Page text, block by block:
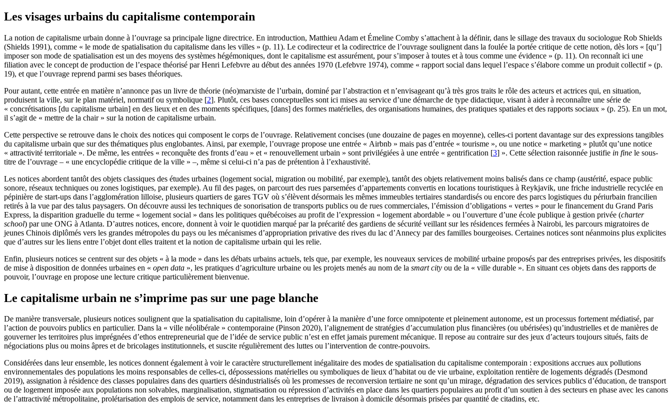
Les visages urbains du capitalisme contemporain
La notion de capitalisme urbain donne à l’ouvrage sa principale ligne directrice. En introduction, Matthieu Adam et Émeline Comby s’attachent à la définir, dans le sillage des travaux du sociologue Rob Shields
(Shields 1991), comme « le mode de spatialisation du capitalisme dans les villes » (p. 11). Le codirecteur et la codirectrice de l’ouvrage soulignent dans la foulée la portée critique de cette notion, dès lors « [qu’]
imposer son mode de spatialisation est un des moyens des systèmes hégémoniques, dont le capitalisme est assurément, pour s’imposer à toutes et à tous comme une évidence » (p. 11). On reconnaît ici une
filiation avec le concept de production de l’espace théorisé par Henri Lefebvre au début des années 1970 (Lefebvre 1974), comme « rapport social dans lequel l’espace s’élabore comme un produit collectif » (p.
19), et que l’ouvrage reprend parmi ses bases théoriques.
Pour autant, cette entrée en matière n’annonce pas un livre de théorie (néo)marxiste de l’urbain, dominé par l’abstraction et n’envisageant qu’à très gros traits le rôle des acteurs et actrices qui, en situation,
produisent la ville, sur le plan matériel, normatif ou symbolique [2]. Plutôt, ces bases conceptuelles sont ici mises au service d’une démarche de type didactique, visant à aider à reconnaître une série de
« concrétisations [du capitalisme urbain] en des lieux et en des moments spécifiques, [dans] des formes matérielles, des organisations humaines, des pratiques spatiales et des rapports sociaux » (p. 25). En un mot,
il s’agit de « mettre de la chair » sur la notion de capitalisme urbain.
Cette perspective se retrouve dans le choix des notices qui composent le corps de l’ouvrage. Relativement concises (une douzaine de pages en moyenne), celles-ci portent davantage sur des expressions tangibles
du capitalisme urbain que sur des thématiques plus englobantes. Ainsi, par exemple, l’ouvrage propose une entrée « Airbnb » mais pas d’entrée « tourisme », ou une notice « marketing » plutôt qu’une notice
« attractivité territoriale ». De même, les entrées « reconquête des fronts d’eau » et « renouvellement urbain » sont privilégiées à une entrée « gentrification [3] ». Cette sélection raisonnée justifie in fine le sous-
titre de l’ouvrage – « une encyclopédie critique de la ville » –, même si celui-ci n’a pas de prétention à l’exhaustivité.
Les notices abordent tantôt des objets classiques des études urbaines (logement social, migration ou mobilité, par exemple), tantôt des objets relativement moins balisés dans ce champ (austérité, espace public
sonore, réseaux techniques ou zones logistiques, par exemple). Au fil des pages, on parcourt des rues parsemées d’appartements convertis en locations touristiques à Reykjavik, une friche industrielle recyclée en
pépinière de start-ups dans l’agglomération lilloise, plusieurs quartiers de gares TGV où s’élèvent désormais les mêmes immeubles tertiaires standardisés ou encore des parcs logistiques du périurbain francilien
retirés à la vue par des talus paysagers. On découvre aussi les techniques de sonorisation de transports publics ou de rues commerciales, l’émission d’obligations « vertes » pour le financement du Grand Paris
Express, la disparition graduelle du terme « logement social » dans les politiques québécoises au profit de l’expression « logement abordable » ou l’ouverture d’une école publique à gestion privée (charter
school) par une ONG à Atlanta. D’autres notices, encore, donnent à voir le quotidien marqué par la précarité des gardiens de sécurité veillant sur les résidences fermées à Nairobi, les parcours migratoires de
jeunes Chinois diplômés vers les grandes métropoles du pays ou les mécanismes d’appropriation privative des rives du lac d’Annecy par des familles bourgeoises. Certaines notices sont néanmoins plus explicites
que d’autres sur les liens entre l’objet dont elles traitent et la notion de capitalisme urbain qui les relie.
Enfin, plusieurs notices se centrent sur des objets « à la mode » dans les débats urbains actuels, tels que, par exemple, les nouveaux services de mobilité urbaine proposés par des entreprises privées, les dispositifs
de mise à disposition de données urbaines en « open data », les pratiques d’agriculture urbaine ou les projets menés au nom de la smart city ou de la « ville durable ». En situant ces objets dans des rapports de
pouvoir, l’ouvrage en propose une lecture critique particulièrement bienvenue.
Le capitalisme urbain ne s’imprime pas sur une page blanche
De manière transversale, plusieurs notices soulignent que la spatialisation du capitalisme, loin d’opérer à la manière d’une force omnipotente et pleinement autonome, est un processus fortement médiatisé, par
l’action de pouvoirs publics en particulier. Dans la « ville néolibérale » contemporaine (Pinson 2020), l’alignement de stratégies d’accumulation plus financières (ou ubérisées) qu’industrielles et de manières de
gouverner les territoires plus imprégnées d’ethos entrepreneurial que de l’idée de service public n’est en effet jamais purement mécanique. Il repose au contraire sur des jeux d’acteurs toujours situés, faits de
négociations plus ou moins âpres et de bricolages institutionnels, et suscite régulièrement des luttes ou l’intervention de contre-pouvoirs.
Considérées dans leur ensemble, les notices donnent également à voir le caractère structurellement inégalitaire des modes de spatialisation du capitalisme contemporain : expositions accrues aux pollutions
environnementales des populations les moins responsables de celles-ci, dépossessions matérielles ou symboliques de lieux d’habitat ou de vie urbaine, exploitation rentière de logements dégradés (Desmond
2019), assignation à résidence des classes populaires dans des quartiers désindustrialisés où les promesses de reconversion tertiaire ne sont qu’un mirage, dégradation des services publics d’éducation, de transport
ou de logement imposée aux populations non solvables, marginalisation, stigmatisation ou répression d’activités en place dans les quartiers populaires au profit d’un soutien à des secteurs en phase avec les canons
de l’attractivité métropolitaine, prolétarisation des emplois de service, notamment dans les entreprises de livraison à domicile désormais prisées par quantité de citadins, etc.